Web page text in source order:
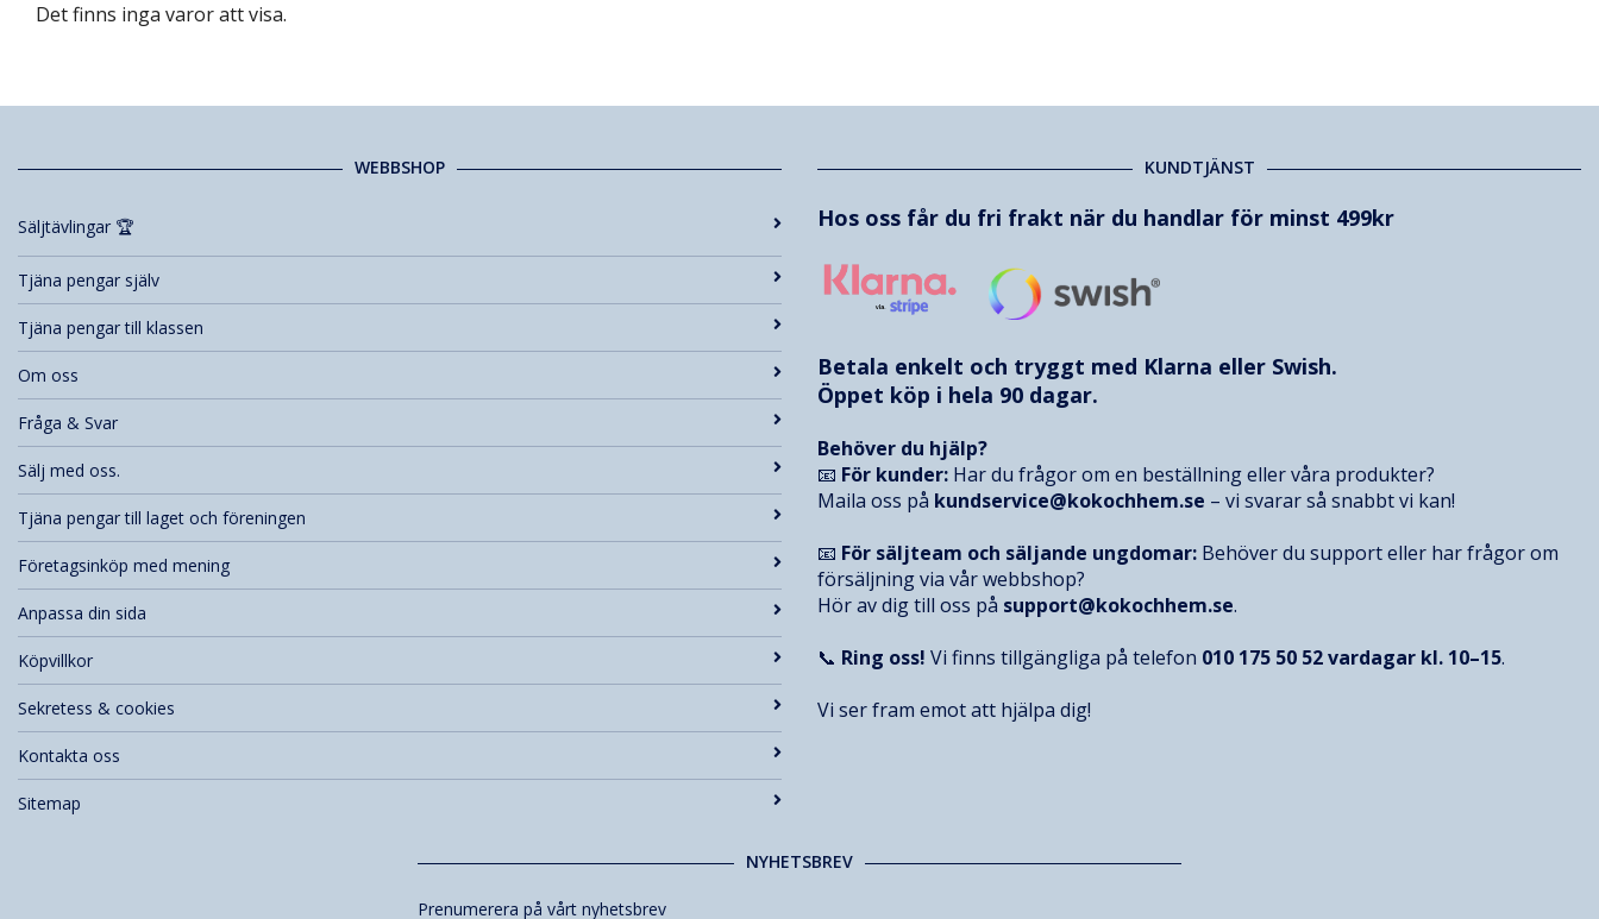
Det finns inga varor att visa.
WEBBSHOP
Säljtävlingar 🏆
Tjäna pengar själv
Tjäna pengar till klassen
Om oss
Fråga & Svar
Sälj med oss.
Tjäna pengar till laget och föreningen
Företagsinköp med mening
Anpassa din sida
Köpvillkor
Sekretess & cookies
Kontakta oss
Sitemap
KUNDTJÄNST
Hos oss får du fri frakt när du handlar för minst 499kr
Betala enkelt och tryggt med Klarna eller Swish.
Öppet köp i hela 90 dagar.
Behöver du hjälp?
📧 För kunder: Har du frågor om en beställning eller våra produkter?
Maila oss på kundservice@kokochhem.se – vi svarar så snabbt vi kan!
📧 För säljteam och säljande ungdomar: Behöver du support eller har frågor om
försäljning via vår webbshop?
Hör av dig till oss på support@kokochhem.se.
📞 Ring oss! Vi finns tillgängliga på telefon 010 175 50 52vardagar kl. 10–15.
Vi ser fram emot att hjälpa dig!
NYHETSBREV
Prenumerera på vårt nyhetsbrev